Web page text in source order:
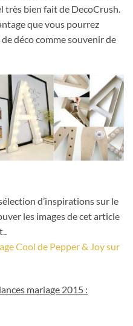
bien fait de DecoCrush.
que vous pourrez
déco comme souvenir de
d’inspirations sur le
les images de cet article
Cool de Pepper & Joy sur
mariage 2015 :